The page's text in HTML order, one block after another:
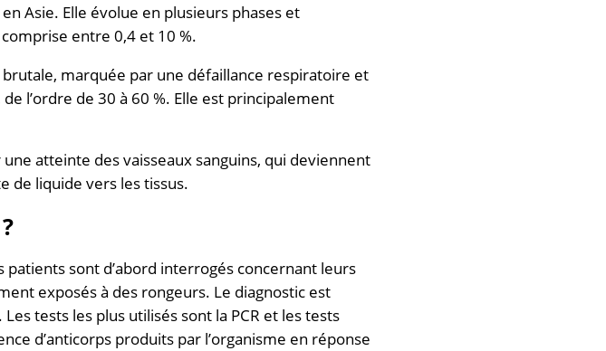
Asie. Elle évolue en plusieurs phases et
entre 0,4 et 10 %.
marquée par une défaillance respiratoire et
l’ordre de 30 à 60 %. Elle est principalement
atteinte des vaisseaux sanguins, qui deviennent
de liquide vers les tissus.
patients sont d’abord interrogés concernant leurs
exposés à des rongeurs. Le diagnostic est
tests les plus utilisés sont la PCR et les tests
d’anticorps produits par l’organisme en réponse